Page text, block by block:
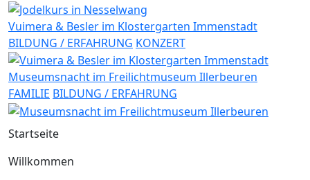
Vuimera & Besler im Klostergarten Immenstadt
BILDUNG / ERFAHRUNG KONZERT
Museumsnacht im Freilichtmuseum Illerbeuren
FAMILIE BILDUNG / ERFAHRUNG
Startseite
Willkommen